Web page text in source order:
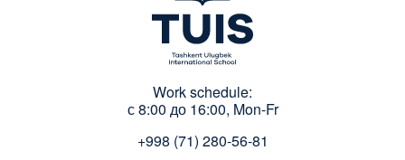
Work schedule:
с 8:00 до 16:00, Mon-Fr
+998 (71) 280-56-81